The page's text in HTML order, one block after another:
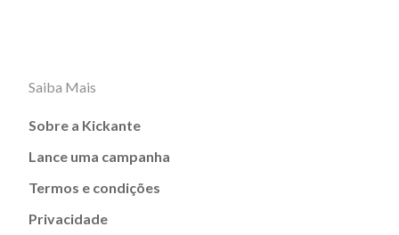
Saiba Mais
Sobre a Kickante
Lance uma campanha
Termos e condições
Privacidade